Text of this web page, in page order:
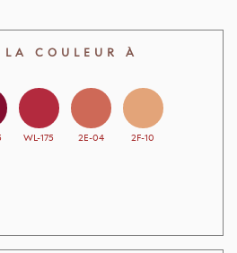
COULEUR À
WL-175 2E-04 2F-10